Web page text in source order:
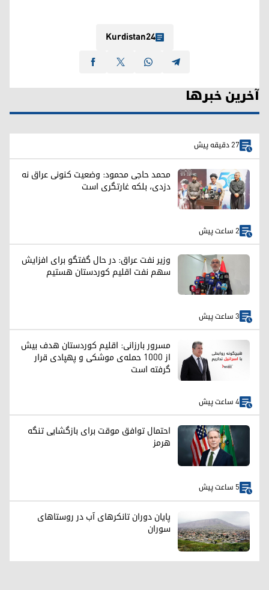
Kurdistan24
آخرین خبرها
27 دقیقه پیش
محمد حاجی محمود: وضعیت کنونی عراق نه
دزدی، بلکه غارتگری است
2 ساعت پیش
وزیر نفت عراق: در حال گفتگو برای افزایش
سهم نفت اقلیم کوردستان هستیم
3 ساعت پیش
مسرور بارزانی: اقلیم کوردستان هدف بیش
از ۱۰۰۰ حمله‌ی موشکی و پهپادی قرار
گرفته است
4 ساعت پیش
احتمال توافق موقت برای بازگشایی تنگه
هرمز
5 ساعت پیش
پایان دوران تانکرهای آب در روستاهای
سوران